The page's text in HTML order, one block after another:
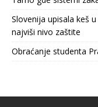
Slovenija upisala keš
najviši nivo zaštite
Obraćanje studenta